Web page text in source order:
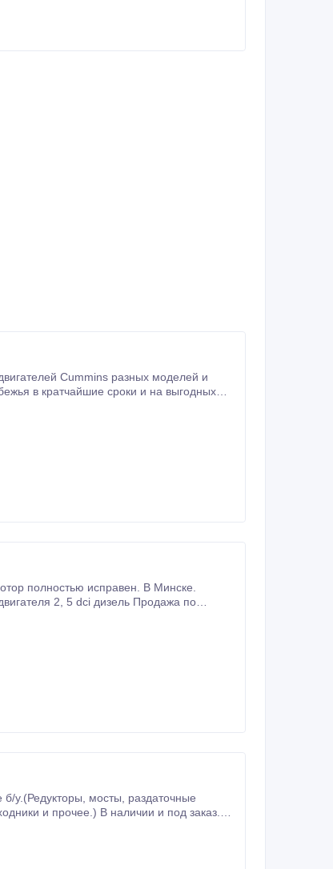
Cummins разных моделей и
в кратчайшие сроки и на выгодных
раздаточные